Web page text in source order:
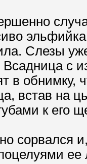
Слезы
Всадница с
в обнимку,
встав на
к его
сорвался